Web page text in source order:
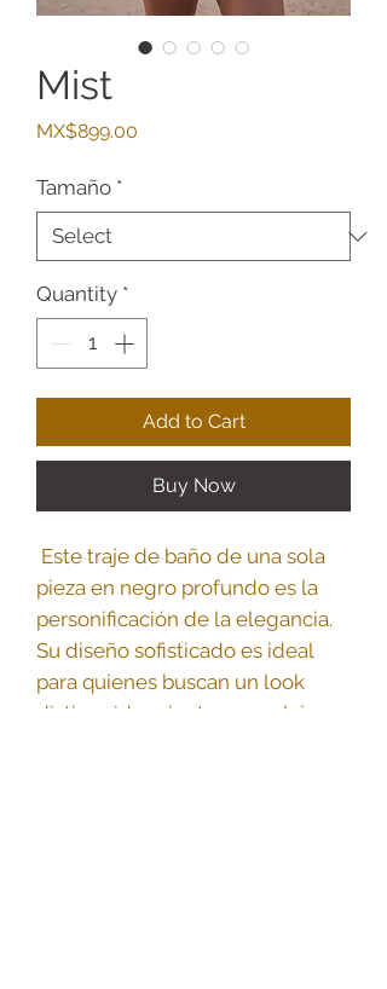
Mist
MX$899.00
Tamaño *
Quantity *
Add to Cart
Buy Now
Este traje de baño de una sola
pieza en negro profundo es la
personificación de la elegancia.
Su diseño sofisticado es ideal
para quienes buscan un look
distinguido mientras se relajan